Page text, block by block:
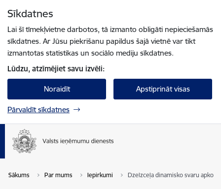
Sīkdatnes
Lai šī tīmekļvietne darbotos, tā izmanto obligāti nepieciešamās
sīkdatnes. Ar Jūsu piekrišanu papildus šajā vietnē var tikt
izmantotas statistikas un sociālo mediju sīkdatnes.
Lūdzu, atzīmējiet savu izvēli:
Noraidīt Apstiprināt visas
Pārvaldīt sīkdatnes
Sākums Par mums Iepirkumi Dzelzceļa dinamisko svaru